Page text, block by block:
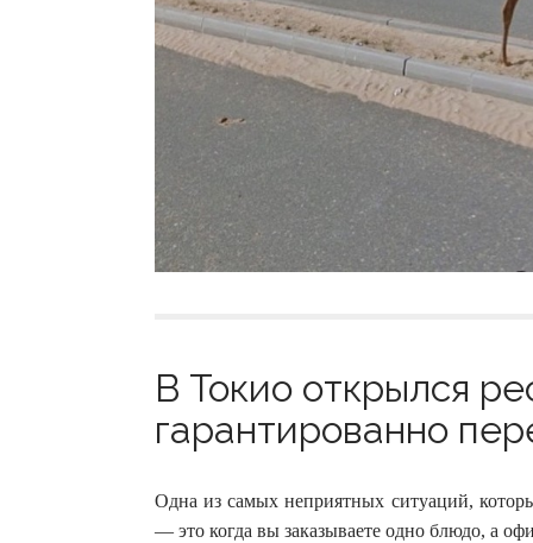
В Токио открылся
гарантированно
Одна из самых неприятных ситуаций,
— это когда вы заказываете одно блюдо, а